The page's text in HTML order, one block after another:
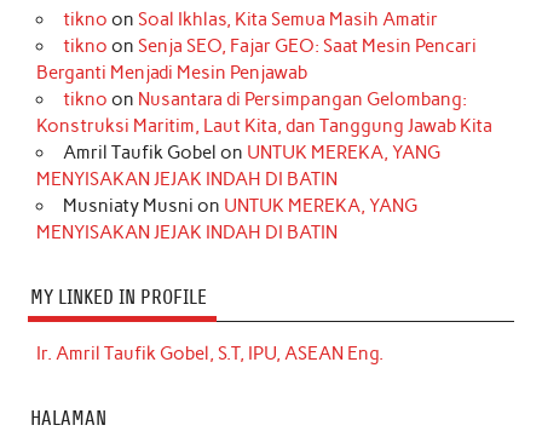
tikno on Soal Ikhlas, Kita Semua Masih Amatir
tikno on Senja SEO, Fajar GEO: Saat Mesin Pencari
Berganti Menjadi Mesin Penjawab
tikno on Nusantara di Persimpangan Gelombang:
Konstruksi Maritim, Laut Kita, dan Tanggung Jawab Kita
Amril Taufik Gobel on UNTUK MEREKA, YANG
MENYISAKAN JEJAK INDAH DI BATIN
Musniaty Musni on UNTUK MEREKA, YANG
MENYISAKAN JEJAK INDAH DI BATIN
MY LINKED IN PROFILE
Ir. Amril Taufik Gobel, S.T, IPU, ASEAN Eng.
HALAMAN